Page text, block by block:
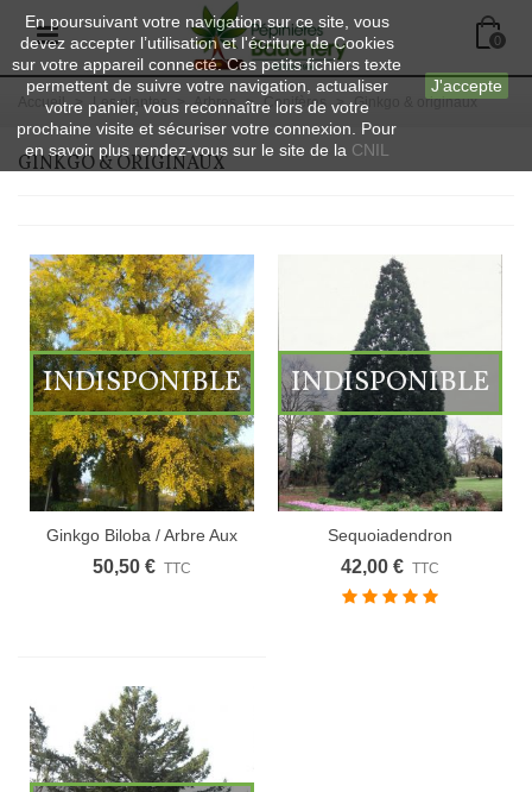
En poursuivant votre navigation sur ce site, vous
devez accepter l’utilisation et l'écriture de Cookies
sur votre appareil connecté. Ces petits fichiers texte
permettent de suivre votre navigation, actualiser
votre panier, vous reconnaître lors de votre
prochaine visite et sécuriser votre connexion. Pour
en savoir plus rendez-vous sur le site de la CNIL
J'accepte
0
Accueil > Les plantes > Arbres > Conifères > Ginkgo & originaux
GINKGO & ORIGINAUX
INDISPONIBLE
Ginkgo Biloba / Arbre Aux
40 Ecus
50,50 € TTC
INDISPONIBLE
Sequoiadendron
Giganteum /...
42,00 € TTC